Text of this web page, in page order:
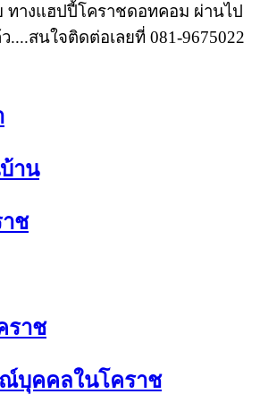
ทางแฮปปี้โคราชดอทคอม ผ่านไป
....สนใจติดต่อเลยที่ 081-9675022
าน
ช
ราช
บุคคลในโคราช